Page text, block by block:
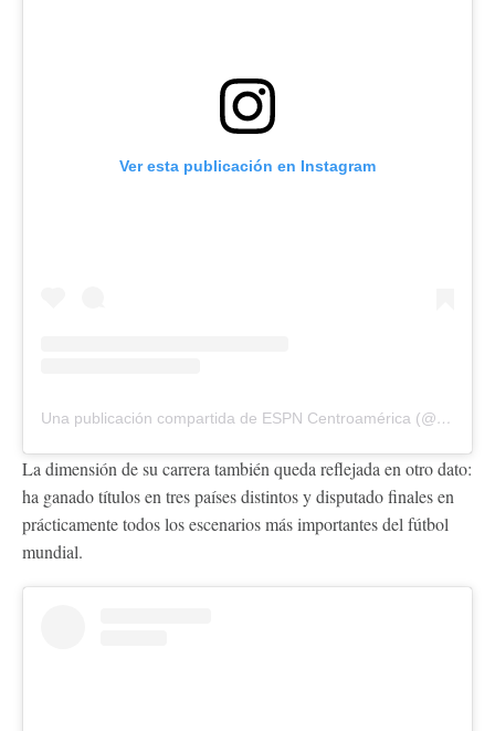
Ver esta publicación en Instagram
Una publicación compartida de ESPN Centroamérica (@espn_cam)
La dimensión de su carrera también queda reflejada en otro dato:
ha ganado títulos en tres países distintos y disputado finales en
prácticamente todos los escenarios más importantes del fútbol
mundial.